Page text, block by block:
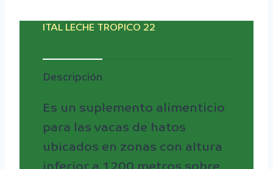
ITAL LECHE TROPICO 22
Descripción
Es un suplemento alimenticio
para las vacas de hatos
ubicados en zonas con altura
inferior a 1200 metros sobre